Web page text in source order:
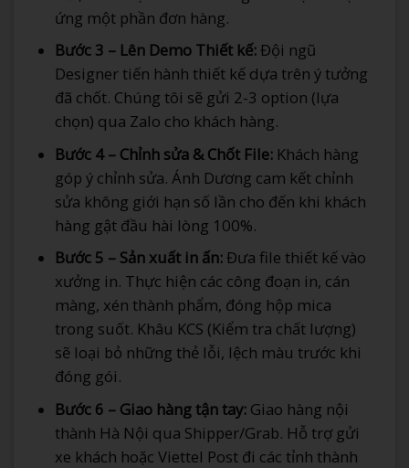
ứng một phần đơn hàng.
Bước 3 – Lên Demo Thiết kế:Đội ngũ
Designer tiến hành thiết kế dựa trên ý tưởng
đã chốt. Chúng tôi sẽ gửi 2-3 option (lựa
chọn) qua Zalo cho khách hàng.
Bước 4 – Chỉnh sửa & Chốt File:Khách hàng
góp ý chỉnh sửa. Ánh Dương cam kết chỉnh
sửa không giới hạn số lần cho đến khi khách
hàng gật đầu hài lòng 100%.
Bước 5 – Sản xuất in ấn:Đưa file thiết kế vào
xưởng in. Thực hiện các công đoạn in, cán
màng, xén thành phẩm, đóng hộp mica
trong suốt. Khâu KCS (Kiểm tra chất lượng)
sẽ loại bỏ những thẻ lỗi, lệch màu trước khi
đóng gói.
Bước 6 – Giao hàng tận tay:Giao hàng nội
thành Hà Nội qua Shipper/Grab. Hỗ trợ gửi
xe khách hoặc Viettel Post đi các tỉnh thành